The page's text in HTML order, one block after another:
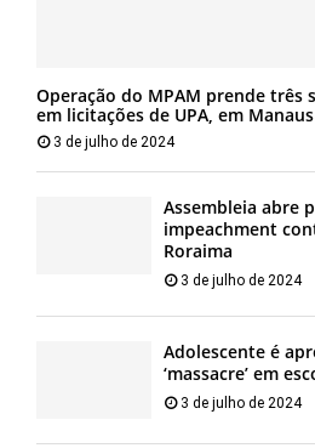
Operação do MPAM prende três
em licitações de UPA, em Manaus
3 de julho de 2024
Assembleia abre
impeachment
Roraima
3 de julho de 2024
Adolescente é
‘massacre’ em
3 de julho de 2024